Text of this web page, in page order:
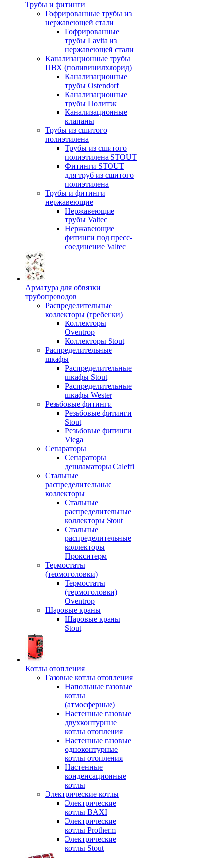
Трубы и фитинги
Гофрированные трубы из
нержавеющей стали
Гофрированные
трубы Lavita из
нержавеющей стали
Канализационные трубы
ПВХ (поливинилхлорид)
Канализационные
трубы Ostendorf
Канализационные
трубы Политэк
Канализационные
клапаны
Трубы из сшитого
полиэтилена
Трубы из сшитого
полиэтилена STOUT
Фитинги STOUT
для труб из сшитого
полиэтилена
Трубы и фитинги
нержавеющие
Нержавеющие
трубы Valtec
Нержавеющие
фитинги под пресс-
соединение Valtec
Арматура для обвязки
трубопроводов
Распределительные
коллекторы (гребенки)
Коллекторы
Oventrop
Коллекторы Stout
Распределительные
шкафы
Распределительные
шкафы Stout
Распределительные
шкафы Wester
Резьбовые фитинги
Резьбовые фитинги
Stout
Резьбовые фитинги
Viega
Сепараторы
Сепараторы
дешламаторы Caleffi
Стальные
распределительные
коллекторы
Стальные
распределительные
коллекторы Stout
Стальные
распределительные
коллекторы
Прокситерм
Термостаты
(термоголовки)
Термостаты
(термоголовки)
Oventrop
Шаровые краны
Шаровые краны
Stout
Котлы отопления
Газовые котлы отопления
Напольные газовые
котлы
(атмосферные)
Настенные газовые
двухконтурные
котлы отопления
Настенные газовые
одноконтурные
котлы отопления
Настенные
конденсационные
котлы
Электрические котлы
Электрические
котлы BAXI
Электрические
котлы Protherm
Электрические
котлы Stout